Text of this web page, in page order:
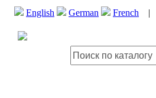
English German French |